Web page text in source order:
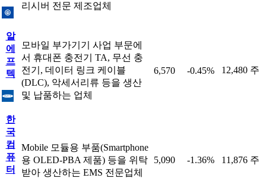
리시버 전문 제조업체
알
에
프
텍
모바일 부가기기 사업 부문에
서 휴대폰 충전기 TA, 무선 충
전기, 데이터 링크 케이블
(DLC), 악세서리류 등을 생산
및 납품하는 업체
6,570 -0.45% 12,480 주
한
국
컴
퓨
터
Mobile 모듈용 부품(Smartphone
용 OLED-PBA 제품) 등을 위탁
받아 생산하는 EMS 전문업체
5,090 -1.36% 11,876 주